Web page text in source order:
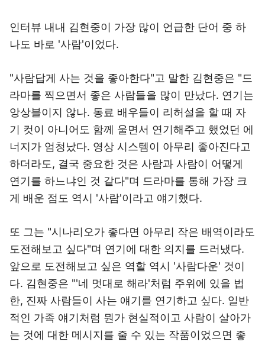
인터뷰 내내 김현중이 가장 많이 언급한 단어 중 하
나도 바로 '사람'이었다.
"사람답게 사는 것을 좋아한다"고 말한 김현중은 "드
라마를 찍으면서 좋은 사람들을 많이 만났다. 연기는
앙상블이지 않나. 동료 배우들이 리허설을 할 때 자
기 컷이 아니어도 함께 울면서 연기해주고 했었던 에
너지가 엄청났다. 영상 시스템이 아무리 좋아진다고
하더라도, 결국 중요한 것은 사람과 사람이 어떻게
연기를 하느냐인 것 같다"며 드라마를 통해 가장 크
게 배운 점도 역시 '사람'이라고 얘기했다.
또 그는 "시나리오가 좋다면 아무리 작은 배역이라도
도전해보고 싶다"며 연기에 대한 의지를 드러냈다.
앞으로 도전해보고 싶은 역할 역시 '사람다운' 것이
다. 김현중은 "'네 멋대로 해라'처럼 주위에 있을 법
한, 진짜 사람들이 사는 얘기를 연기하고 싶다. 일반
적인 가족 얘기처럼 뭔가 현실적이고 사람이 살아가
는 것에 대한 메시지를 줄 수 있는 작품이었으면 좋